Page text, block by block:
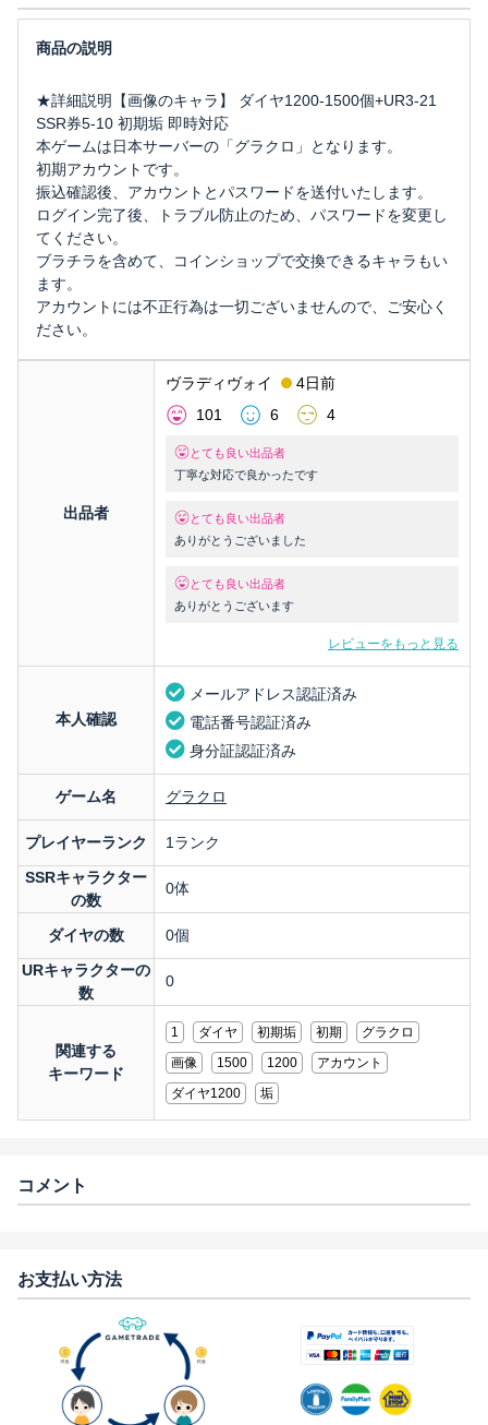
★詳細説明【画像のキャラ】 ダイヤ1200-1500個+UR3-21
SSR券5-10 初期垢 即時対応
本ゲームは日本サーバーの「グラクロ」となります。
初期アカウントです。
振込確認後、アカウントとパスワードを送付いたします。
ログイン完了後、トラブル防止のため、パスワードを変更し
てください。
ブラチラを含めて、コインショップで交換できるキャラもい
ます。
アカウントには不正行為は一切ございませんので、ご安心く
ださい。
出品者
ヴラディヴォイ
4日前
101
6 4
とても良い出品者
丁寧な対応で良かったです
とても良い出品者
ありがとうございました
とても良い出品者
ありがとうございます
レビューをもっと見る
本人確認
メールアドレス認証済み
電話番号認証済み
身分証認証済み
ゲーム名 グラクロ
プレイヤーランク
1ランク
SSRキャラクター
の数
0体
ダイヤの数
0個
URキャラクターの
数
0
関連する
キーワード
1 ダイヤ 初期垢 初期
グラクロ
画像
1500 1200
アカウント
ダイヤ1200
垢
コメント
お支払い方法